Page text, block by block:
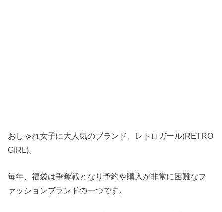
おしゃれ女子に大人気のブランド、レトロガール(RETRO
GIRL)。
毎年、福袋は争奪戦となり予約や購入が非常に困難なフ
ァッションブランドの一つです。